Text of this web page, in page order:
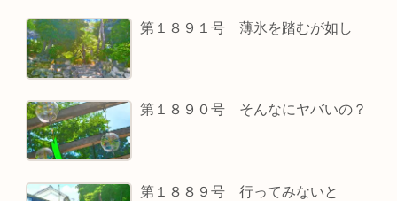
第１８９１号 薄氷を踏むが如し
第１８９０号 そんなにヤバいの？
第１８８９号 行ってみないと